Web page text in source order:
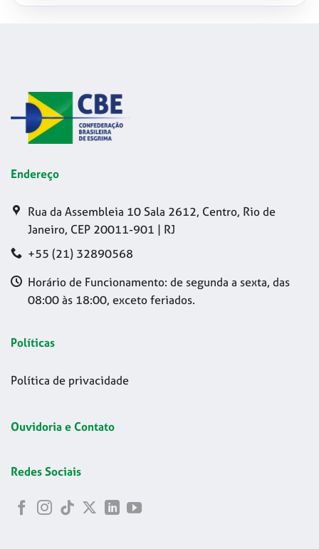
Endereço
Rua da Assembleia 10 Sala 2612, Centro, Rio de
Janeiro, CEP 20011-901 | RJ
+55 (21) 32890568
Horário de Funcionamento: de segunda a sexta, das
08:00 às 18:00, exceto feriados.
Políticas
Política de privacidade
Ouvidoria e Contato
Redes Sociais